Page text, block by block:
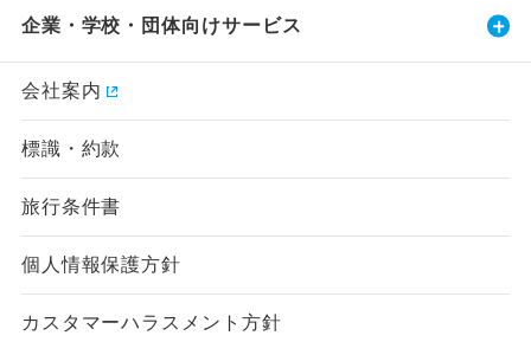
企業・学校・団体向けサービス
会社案内
標識・約款
旅行条件書
個人情報保護方針
カスタマーハラスメント方針